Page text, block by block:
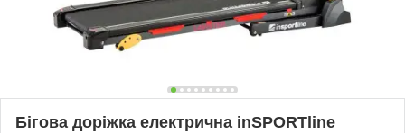
Бігова доріжка електрична inSPORTline